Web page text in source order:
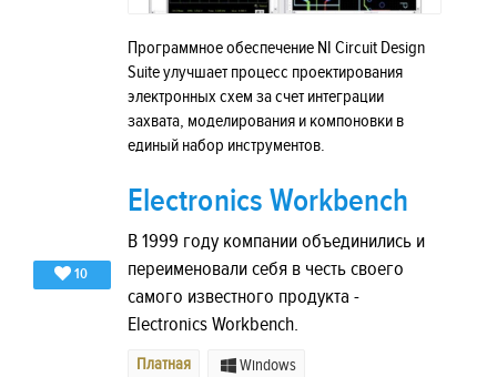
Программное обеспечение NI Circuit Design
Suite улучшает процесс проектирования
электронных схем за счет интеграции
захвата, моделирования и компоновки в
единый набор инструментов.
10
Electronics Workbench
В 1999 году компании объединились и
переименовали себя в честь своего
самого известного продукта -
Electronics Workbench.
Платная Windows